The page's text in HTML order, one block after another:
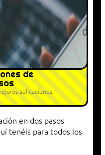
de
aplicaciones-
en dos pasos
tenéis para todos los